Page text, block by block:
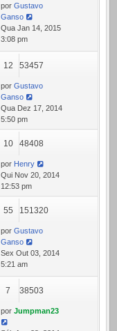
por Gustavo
Ganso
Qua Jan 14, 2015
3:08 pm
12 53457
por Gustavo
Ganso
Qua Dez 17, 2014
5:50 pm
10 48408
por Henry
Qui Nov 20, 2014
12:53 pm
55 151320
por Gustavo
Ganso
Sex Out 03, 2014
5:21 am
7 38503
por Jumpman23